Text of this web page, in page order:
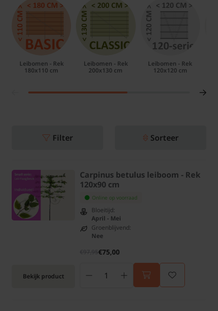
Leibomen - Rek
180x110 cm
Leibomen - Rek
200x130 cm
Leibomen - Rek
120x120 cm
Filter Sorteer
Bekijk product
Carpinus betulus leiboom - Rek
120x90 cm
Online op voorraad
Bloeitijd:
April - Mei
Groenblijvend:
Nee
€75,00